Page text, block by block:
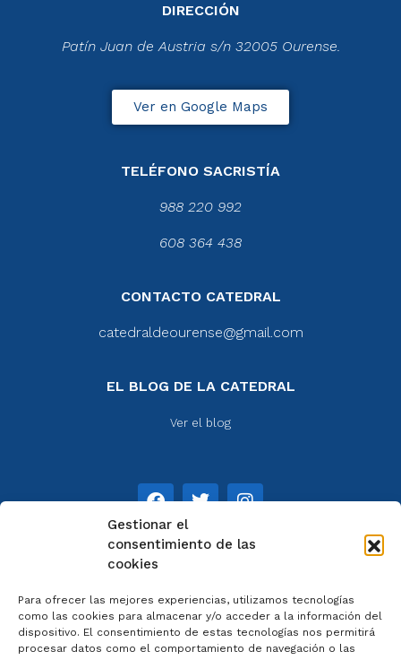
Gestionar el
consentimiento de las
cookies
Para ofrecer las mejores experiencias, utilizamos tecnologías
como las cookies para almacenar y/o acceder a la información del
dispositivo. El consentimiento de estas tecnologías nos permitirá
procesar datos como el comportamiento de navegación o las
DIRECCIÓN
Patín Juan de Austria s/n 32005 Ourense.
Ver en Google Maps
TELÉFONO SACRISTÍA
988 220 992
608 364 438
CONTACTO CATEDRAL
catedraldeourense@gmail.com
EL BLOG DE LA CATEDRAL
Ver el blog
Aviso legal
Política de privacidad